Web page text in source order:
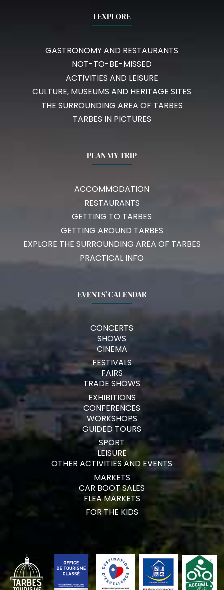
I EXPLORE
GASTRONOMY AND RESTAURANTS
NOT-TO-BE-MISSED
ACTIVITIES AND LEISURE
CULTURE, MUSEUMS AND HERITAGE SITES
THE SURROUNDING AREA OF TARBES
TARBES IN PICTURES
PLAN MY TRIP
ACCOMMODATION
RESTAURANTS
GETTING TO TARBES
GETTING AROUND TARBES
EXPLORE THE SURROUNDING AREA OF TARBES
PRACTICAL INFO
EVENTS’ CALENDAR
CONCERTS
SHOWS
CINEMA
FESTIVALS
FAIRS
TRADE SHOWS
EXHIBITIONS
CONFERENCES
WORKSHOPS
GUIDED TOURS
SPORT
LEISURE
OTHER ACTIVITIES AND EVENTS
MARKETS
CAR BOOT SALES
FLEA MARKETS
FOR THE KIDS